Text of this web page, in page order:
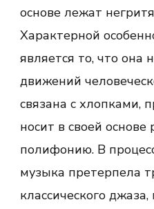
основе лежат
Характерной
является то, что она
движений
связана с хлопками,
носит в своей
полифонию. В
музыка претерпела
классического